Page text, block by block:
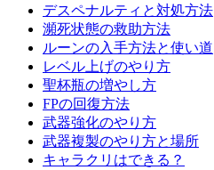
デスペナルティと対処方法
瀕死状態の救助方法
ルーンの入手方法と使い道
レベル上げのやり方
聖杯瓶の増やし方
FPの回復方法
武器強化のやり方
武器複製のやり方と場所
キャラクリはできる？